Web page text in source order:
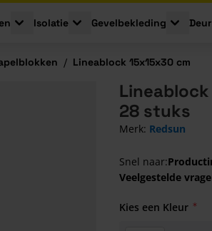
Hout
Toggle submenu for Plaatmaterialen
Isolatie
Toggle submenu for Isolatie
Gevelbekleding
Toggle
/ Lineablock 15x15x30 cm
28 stuks
Merk: Redsun
Snel naar:
Veelgestelde
Kies een Kleur